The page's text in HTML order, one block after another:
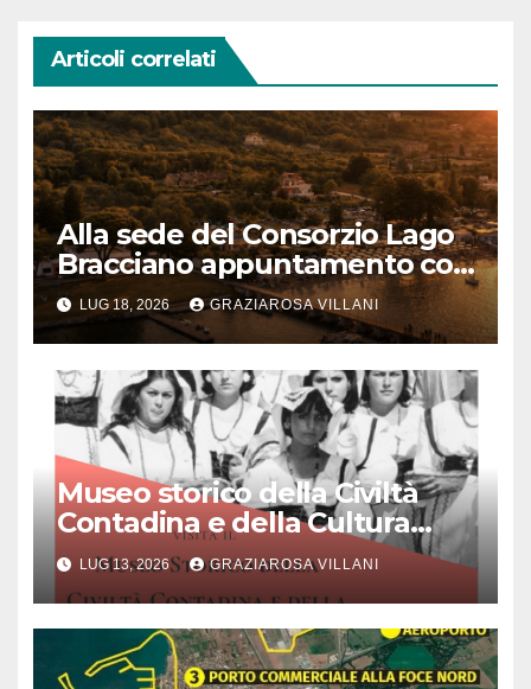
Articoli correlati
Alla sede del Consorzio Lago
Bracciano appuntamento col
Bel Canto: domenica 19 luglio
2026 alle 19 concerto lirico ad
ingresso libero
LUG 18, 2026 GRAZIAROSA VILLANI
Museo storico della Civiltà
Contadina e della Cultura
Popolare “Augusto Montori”:
Quando la memoria incontra
l’innovazione
LUG 13, 2026 GRAZIAROSA VILLANI